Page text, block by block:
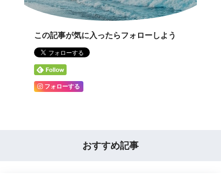
この記事が気に入ったらフォローしよう
フォローする
おすすめ記事